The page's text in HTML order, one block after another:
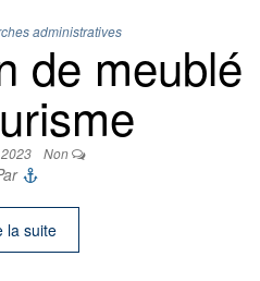
administratives
de meublé
Non
la suite